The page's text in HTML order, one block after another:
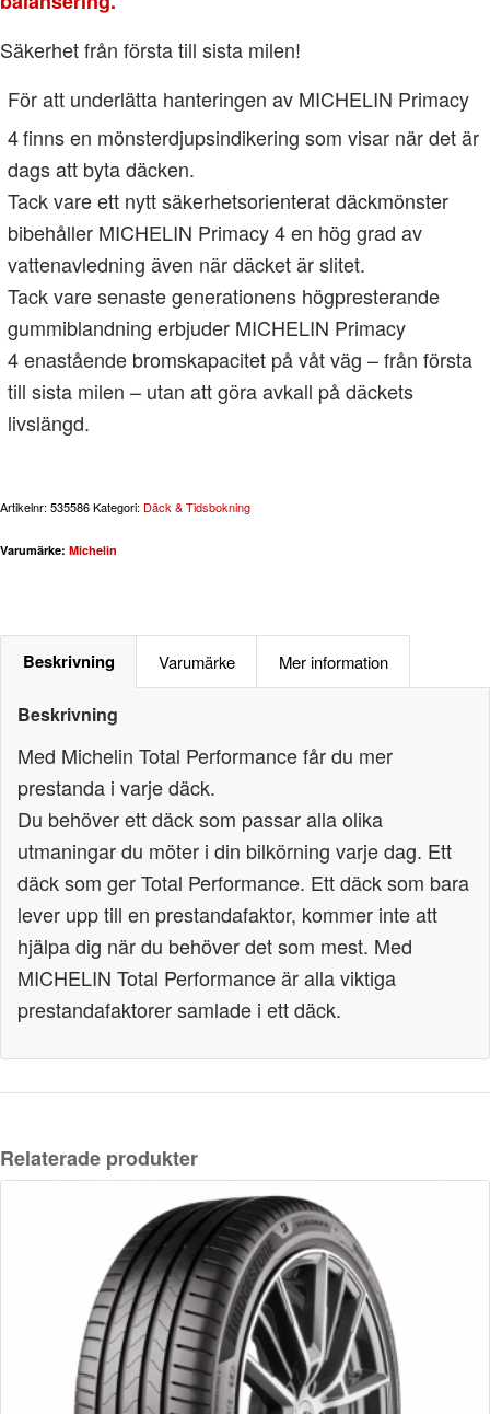
Säkerhet från första till sista milen!
För att underlätta hanteringen av MICHELIN Primacy
4finns en mönsterdjupsindikering som visar när det är
dags att byta däcken.
Tack vare ett nytt säkerhetsorienterat däckmönster
bibehåller MICHELIN Primacy 4 en hög grad av
vattenavledning även när däcket är slitet.
Tack vare senaste generationens högpresterande
gummiblandning erbjuder MICHELIN Primacy
4 enastående bromskapacitet på våt väg – från första
till sista milen – utan att göra avkall på däckets
livslängd.
Artikelnr: 535586Kategori: Däck & Tidsbokning
Varumärke: Michelin
Beskrivning Varumärke Mer information
Beskrivning
Med Michelin Total Performance får du mer
prestanda i varje däck.
Du behöver ett däck som passar alla olika
utmaningar du möter i din bilkörning varje dag. Ett
däck som ger Total Performance. Ett däck som bara
lever upp till en prestandafaktor, kommer inte att
hjälpa dig när du behöver det som mest. Med
MICHELIN Total Performance är alla viktiga
prestandafaktorer samlade i ett däck.
Relaterade produkter